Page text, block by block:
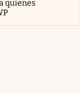
quienes